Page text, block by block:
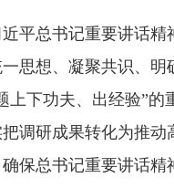
平总书记重要讲话精
思想、凝聚共识、明
下功夫、出经验”的
调研成果转化为推动
保总书记重要讲话精